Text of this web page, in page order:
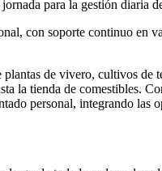
para la gestión diaria
con soporte continuo en
de vivero, cultivos
la tienda de comestibles.
personal, integrando las